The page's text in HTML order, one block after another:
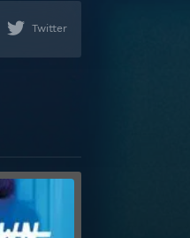
Twitter